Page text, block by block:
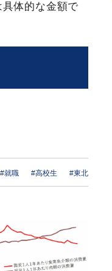
体的な金額で
#就職 #高校生 #東北